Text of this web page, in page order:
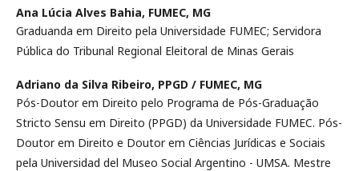
Ana Lúcia Alves Bahia, FUMEC, MG
Graduanda em Direito pela Universidade FUMEC; Servidora
Pública do Tribunal Regional Eleitoral de Minas Gerais
Adriano da Silva Ribeiro, PPGD / FUMEC, MG
Pós-Doutor em Direito pelo Programa de Pós-Graduação
Stricto Sensu em Direito (PPGD) da Universidade FUMEC. Pós-
Doutor em Direito e Doutor em Ciências Jurídicas e Sociais
pela Universidad del Museo Social Argentino - UMSA. Mestre